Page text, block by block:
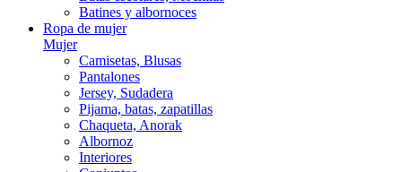
Batines y albornoces
Ropa de mujer
Mujer
Camisetas, Blusas
Pantalones
Jersey, Sudadera
Pijama, batas, zapatillas
Chaqueta, Anorak
Albornoz
Interiores